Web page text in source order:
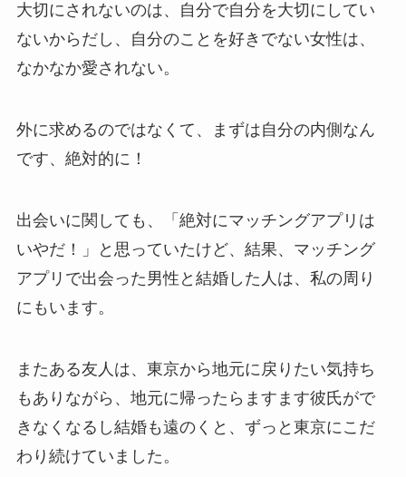
大切にされないのは、自分で自分を大切にしてい
ないからだし、自分のことを好きでない女性は、
なかなか愛されない。
外に求めるのではなくて、まずは自分の内側なん
です、絶対的に！
出会いに関しても、「絶対にマッチングアプリは
いやだ！」と思っていたけど、結果、マッチング
アプリで出会った男性と結婚した人は、私の周り
にもいます。
またある友人は、東京から地元に戻りたい気持ち
もありながら、地元に帰ったらますます彼氏がで
きなくなるし結婚も遠のくと、ずっと東京にこだ
わり続けていました。